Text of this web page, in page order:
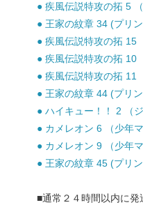
● 疾風伝説特攻の拓 5
● 王家の紋章 34 (プリ
● 疾風伝説特攻の拓 15
● 疾風伝説特攻の拓 10
● 疾風伝説特攻の拓 11
● 王家の紋章 44 (プリ
● ハイキュー！！ 2 （
● カメレオン 6 （少年
● カメレオン 9 （少年
● 王家の紋章 45 (プリ
■通常２４時間以内に発